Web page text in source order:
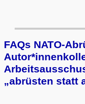
FAQs NATO-
„ab­rüs­ten statt